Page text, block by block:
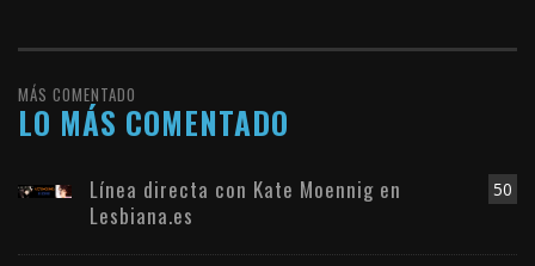
MÁS COMENTADO
LO MÁS COMENTADO
50
Línea directa con Kate Moennig en
Lesbiana.es